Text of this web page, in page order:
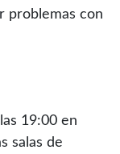
problemas con
19:00 en
salas de